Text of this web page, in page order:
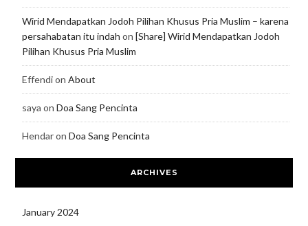
Wirid Mendapatkan Jodoh Pilihan Khusus Pria Muslim – karena
persahabatan itu indah on [Share] Wirid Mendapatkan Jodoh
Pilihan Khusus Pria Muslim
Effendion About
saya on Doa Sang Pencinta
Hendaron Doa Sang Pencinta
ARCHIVES
January 2024